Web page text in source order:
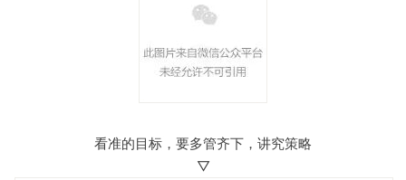
看准的目标，要多管齐下，讲究策略
▽